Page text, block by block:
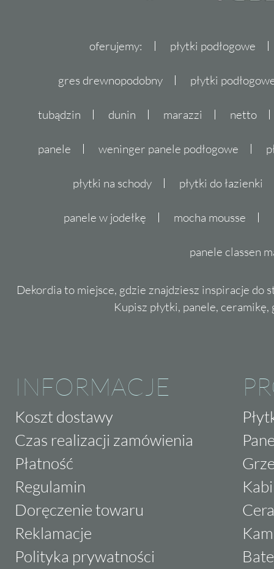
oferujemy: płytki podłogowe
gres drewnopodobny płytki
tubądzin dunin marazzi netto
panele weninger panele podłogowe
płytki na schody płytki do łazienki
panele w jodełkę mocha mousse
panele classen
Dekordia to miejsce, gdzie znajdziesz inspiracje do
Kupisz płytki, panele,
INFORMACJE
Koszt dostawy
Czas realizacji zamówienia
Płatność
Regulamin
Doręczenie towaru
Reklamacje
Polityka prywatności